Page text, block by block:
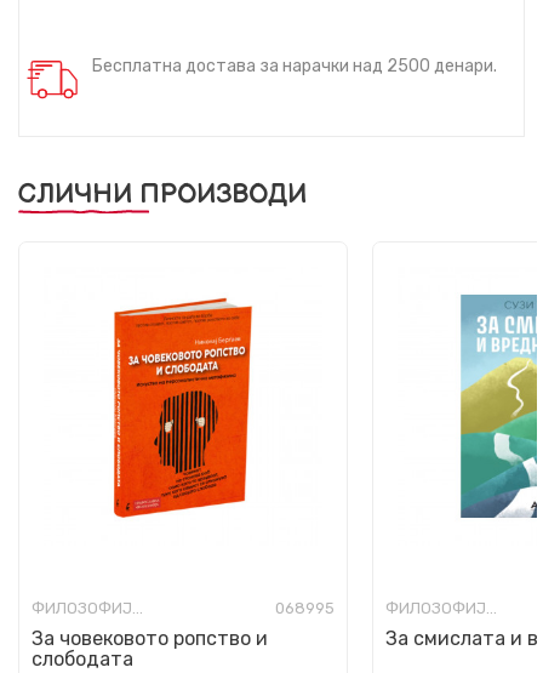
Бесплатна достава за нарачки над 2500 денари.
СЛИЧНИ ПРОИЗВОДИ
ФИЛОЗОФИЈА И СВЕТОГЛЕД 068995
За човековото ропство и
слободата
ФИЛОЗОФИЈА И СВЕТОГЛЕД
За смислата и